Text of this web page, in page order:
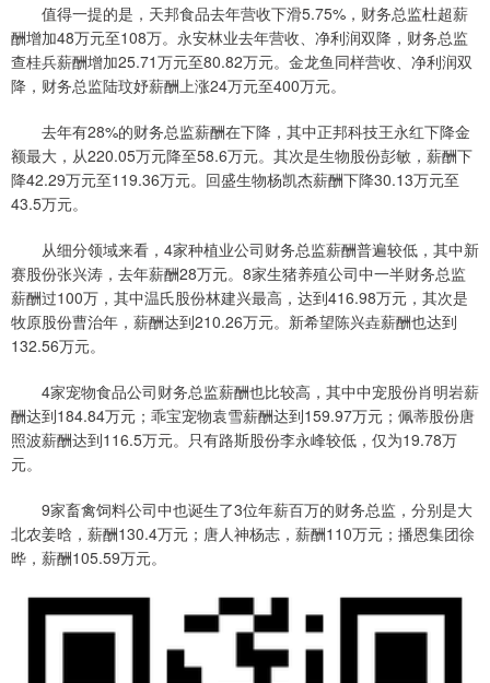
值得一提的是，天邦食品去年营收下滑5.75%，财务总监杜超薪
酬增加48万元至108万。永安林业去年营收、净利润双降，财务总监
查桂兵薪酬增加25.71万元至80.82万元。金龙鱼同样营收、净利润双
降，财务总监陆玟妤薪酬上涨24万元至400万元。
去年有28%的财务总监薪酬在下降，其中正邦科技王永红下降金
额最大，从220.05万元降至58.6万元。其次是生物股份彭敏，薪酬下
降42.29万元至119.36万元。回盛生物杨凯杰薪酬下降30.13万元至
43.5万元。
从细分领域来看，4家种植业公司财务总监薪酬普遍较低，其中新
赛股份张兴涛，去年薪酬28万元。8家生猪养殖公司中一半财务总监
薪酬过100万，其中温氏股份林建兴最高，达到416.98万元，其次是
牧原股份曹治年，薪酬达到210.26万元。新希望陈兴垚薪酬也达到
132.56万元。
4家宠物食品公司财务总监薪酬也比较高，其中中宠股份肖明岩薪
酬达到184.84万元；乖宝宠物袁雪薪酬达到159.97万元；佩蒂股份唐
照波薪酬达到116.5万元。只有路斯股份李永峰较低，仅为19.78万
元。
9家畜禽饲料公司中也诞生了3位年薪百万的财务总监，分别是大
北农姜晗，薪酬130.4万元；唐人神杨志，薪酬110万元；播恩集团徐
晔，薪酬105.59万元。